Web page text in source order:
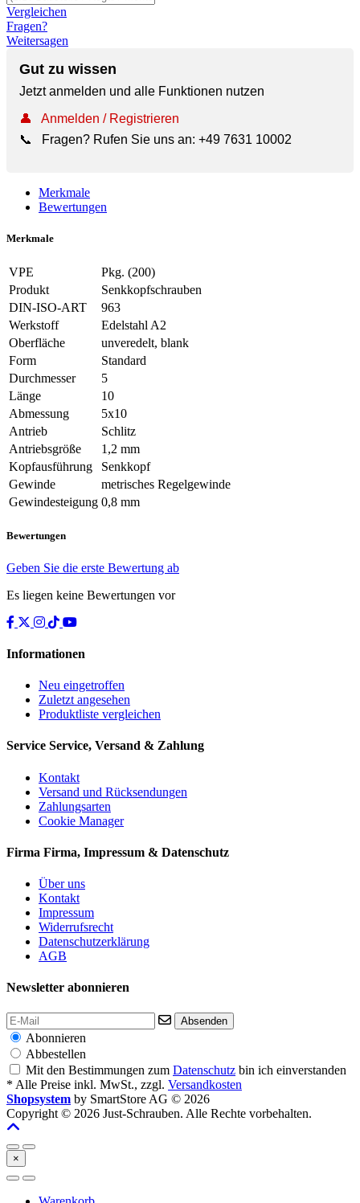
Vergleichen
Fragen?
Weitersagen
Gut zu wissen
Jetzt anmelden und alle Funktionen nutzen
👤
Anmelden / Registrieren
📞
Fragen? Rufen Sie uns an: +49 7631 10002
Merkmale
Bewertungen
Merkmale
VPE
Pkg. (200)
Produkt
Senkkopfschrauben
DIN-ISO-ART
963
Werkstoff
Edelstahl A2
Oberfläche
unveredelt, blank
Form
Standard
Durchmesser
5
Länge
10
Abmessung
5x10
Antrieb
Schlitz
Antriebsgröße
1,2 mm
Kopfausführung
Senkkopf
Gewinde
metrisches Regelgewinde
Gewindesteigung 0,8 mm
Bewertungen
Geben Sie die erste Bewertung ab
Es liegen keine Bewertungen vor
Informationen
Neu eingetroffen
Zuletzt angesehen
Produktliste vergleichen
Service Service, Versand & Zahlung
Kontakt
Versand und Rücksendungen
Zahlungsarten
Cookie Manager
Firma Firma, Impressum & Datenschutz
Über uns
Kontakt
Impressum
Widerrufsrecht
Datenschutzerklärung
AGB
Newsletter abonnieren
Absenden
Abonnieren
Abbestellen
Mit den Bestimmungen zum Datenschutz bin ich einverstanden
* Alle Preise inkl. MwSt., zzgl. Versandkosten
Shopsystem by SmartStore AG © 2026
Copyright © 2026 Just-Schrauben. Alle Rechte vorbehalten.
×